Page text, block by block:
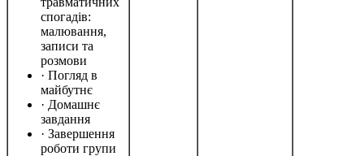
спогадів:
малювання,
записи та
розмови
· Погляд в
майбутнє
· Домашнє
завдання
· Завершення
роботи групи